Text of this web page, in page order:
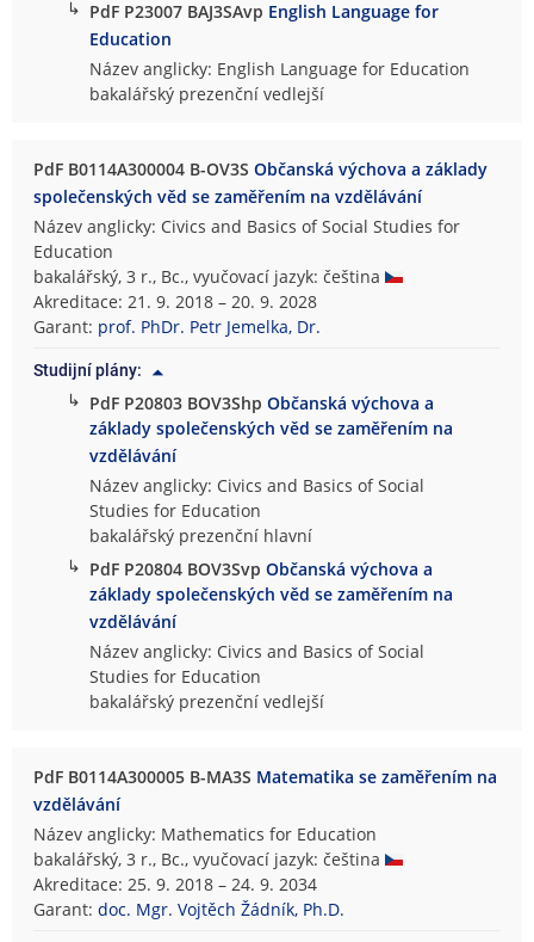
↳ PdF P23007 BAJ3SAvp English Language for
Education
Název anglicky: English Language for Education
bakalářský prezenční vedlejší
PdF B0114A300004 B-OV3SObčanská výchova a základy
společenských věd se zaměřením na vzdělávání
Název anglicky: Civics and Basics of Social Studies for
Education
bakalářský, 3 r., Bc., vyučovací jazyk: čeština
Akreditace: 21. 9. 2018 – 20. 9. 2028
Garant: prof. PhDr. Petr Jemelka, Dr.
Studijní plány:
↳ PdF P20803 BOV3ShpObčanská výchova a
základy společenských věd se zaměřením na
vzdělávání
Název anglicky: Civics and Basics of Social
Studies for Education
bakalářský prezenční hlavní
↳ PdF P20804 BOV3SvpObčanská výchova a
základy společenských věd se zaměřením na
vzdělávání
Název anglicky: Civics and Basics of Social
Studies for Education
bakalářský prezenční vedlejší
PdF B0114A300005 B-MA3S Matematika se zaměřením na
vzdělávání
Název anglicky: Mathematics for Education
bakalářský, 3 r., Bc., vyučovací jazyk: čeština
Akreditace: 25. 9. 2018 – 24. 9. 2034
Garant:doc. Mgr. Vojtěch Žádník, Ph.D.